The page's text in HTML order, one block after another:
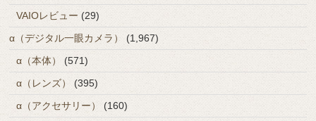
VAIOレビュー (29)
α（デジタル一眼カメラ）
(1,967)
α（本体）
(571)
α（レンズ）
(395)
α（アクセサリー）
(160)